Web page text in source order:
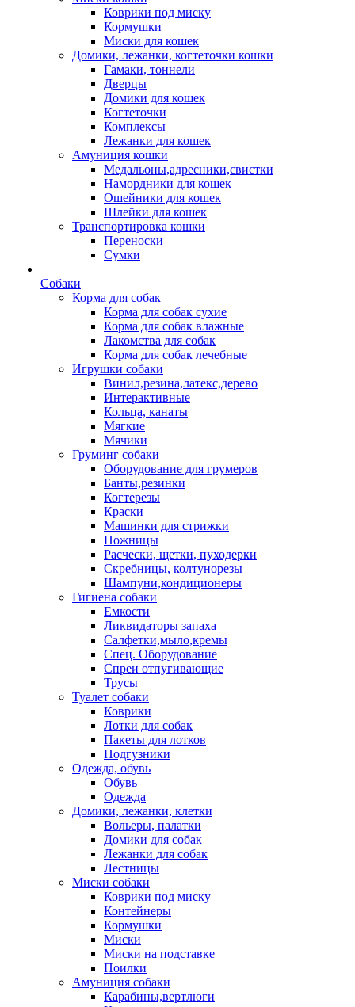
Коврики под миску
Кормушки
Миски для кошек
Домики, лежанки, когтеточки кошки
Гамаки, тоннели
Дверцы
Домики для кошек
Когтеточки
Комплексы
Лежанки для кошек
Амуниция кошки
Медальоны,адресники,свистки
Намордники для кошек
Ошейники для кошек
Шлейки для кошек
Транспортировка кошки
Переноски
Сумки
Собаки
Корма для собак
Корма для собак сухие
Корма для собак влажные
Лакомства для собак
Корма для собак лечебные
Игрушки собаки
Винил,резина,латекс,дерево
Интерактивные
Кольца, канаты
Мягкие
Мячики
Груминг собаки
Оборудование для грумеров
Банты,резинки
Когтерезы
Краски
Машинки для стрижки
Ножницы
Расчески, щетки, пуходерки
Скребницы, колтунорезы
Шампуни,кондиционеры
Гигиена собаки
Емкости
Ликвидаторы запаха
Салфетки,мыло,кремы
Спец. Оборудование
Спреи отпугивающие
Трусы
Туалет собаки
Коврики
Лотки для собак
Пакеты для лотков
Подгузники
Одежда, обувь
Обувь
Одежда
Домики, лежанки, клетки
Вольеры, палатки
Домики для собак
Лежанки для собак
Лестницы
Миски собаки
Коврики под миску
Контейнеры
Кормушки
Миски
Миски на подставке
Поилки
Амуниция собаки
Карабины,вертлюги